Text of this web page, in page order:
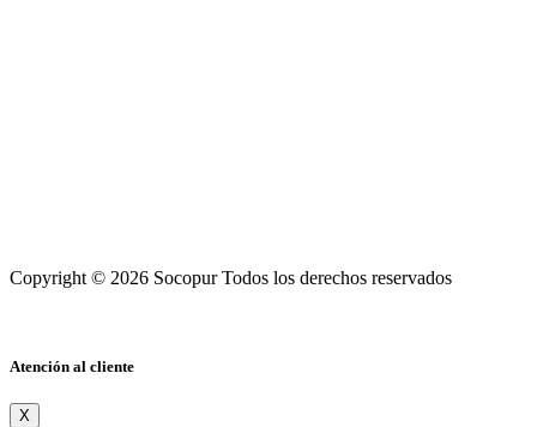
Copyright © 2026 Socopur Todos los derechos reservados
Atención al cliente
X